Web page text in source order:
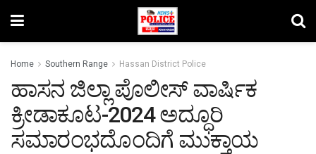
Home Southern Range Hassan District Police
ಹಾಸನ ಜಿಲ್ಲಾ ಪೊಲೀಸ್ ವಾರ್ಷಿಕ
ಕ್ರೀಡಾಕೂಟ-2024 ಅದ್ಧೂರಿ
ಸಮಾರಂಭದೊಂದಿಗೆ ಮುಕ್ತಾಯ